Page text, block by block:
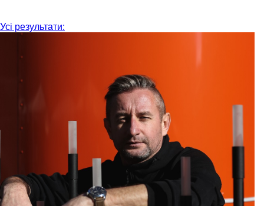
Усі результати: